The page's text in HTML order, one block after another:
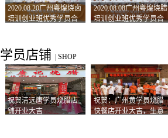
2020.08.20广州粤煌烧卤
培训创业班优秀学员合
2020.08.08广州粤煌烧腊
培训创业班优秀学员合
学员店铺 SHOP
祝贺清远唐学员烧腊店
铺开业大吉
祝贺：广州黄学员烧腊
快餐店开业大吉，生意